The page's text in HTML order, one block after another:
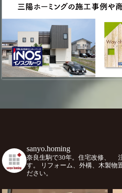
sanyo.homing
奈良生駒で30年。住宅改修、
す。
リフォーム、外構、木製物
ださい。